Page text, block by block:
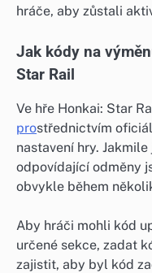
hráče, aby zůstali
Jak kódy na
Star Rail
Ve hře Honkai: Star
prostřednictvím
nastavení hry.
odpovídající odměny
obvykle během
Aby hráči mohli kód
určené sekce, zadat
zajistit, aby byl kód